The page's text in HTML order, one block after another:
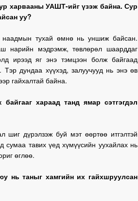
харвааны УАШТ-ийг үзэж байна. Сур
уу?
тухай өмнө нь уншиж байсан.
нарийн мэдрэмж, төвлөрөл шаарддаг
ирээд яг энэ тэмцээн болж байгаад
дундаа хүүхэд, залуучууд нь энэ өв
гайхалтай байна.
хараад танд ямар сэтгэгдэл
шиг дүрэлзэж буй мэт өөртөө итгэлтэй
сумаа тавих үед хүмүүсийн уухайлах нь
өглөө.
нь таныг хамгийн их гайхшруулсан